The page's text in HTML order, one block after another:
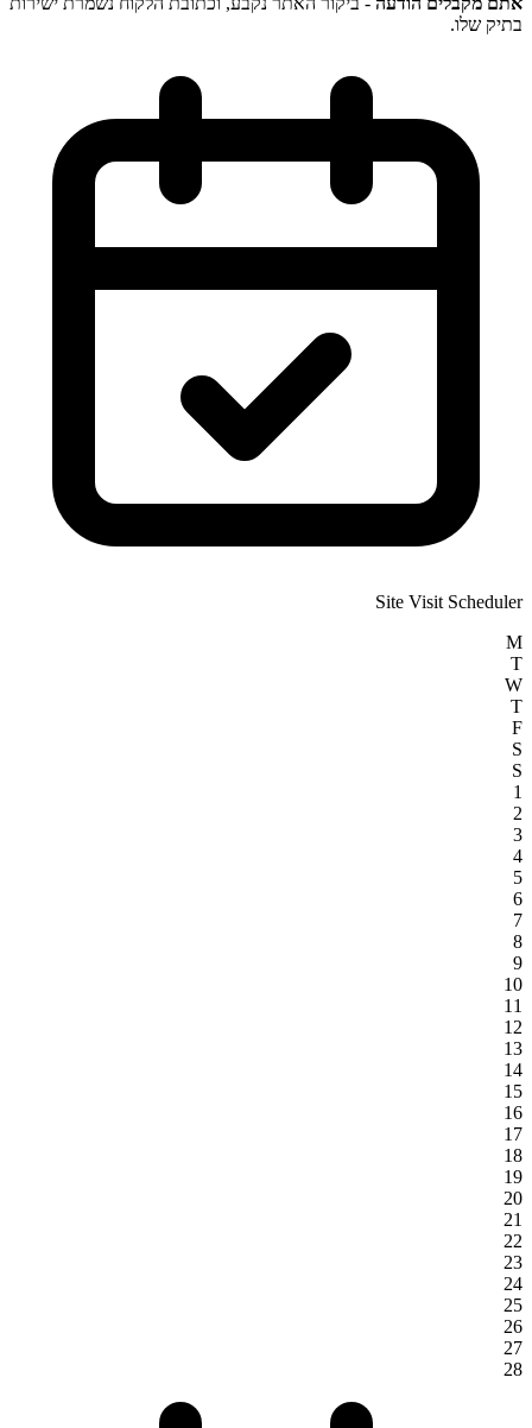
בתיק שלו.
Site Visit Scheduler
M
T
W
T
F
S
S
1
2
3
4
5
6
7
8
9
10
11
12
13
14
15
16
17
18
19
20
21
22
23
24
25
26
27
28